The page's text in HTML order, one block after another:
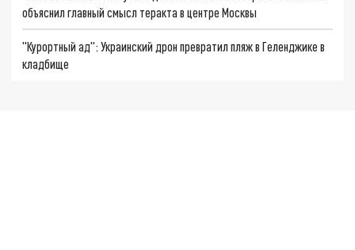
объяснил главный смысл теракта в центре Москвы
"Курортный ад": Украинский дрон превратил пляж в Геленджике в
кладбище